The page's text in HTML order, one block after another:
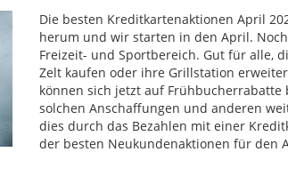
Die besten Kreditkartenaktionen April
herum und wir starten in den April.
Freizeit- und Sportbereich. Gut für alle,
Zelt kaufen oder ihre Grillstation
können sich jetzt auf Frühbucherrabatte
solchen Anschaffungen und anderen
dies durch das Bezahlen mit einer
der besten Neukundenaktionen für den